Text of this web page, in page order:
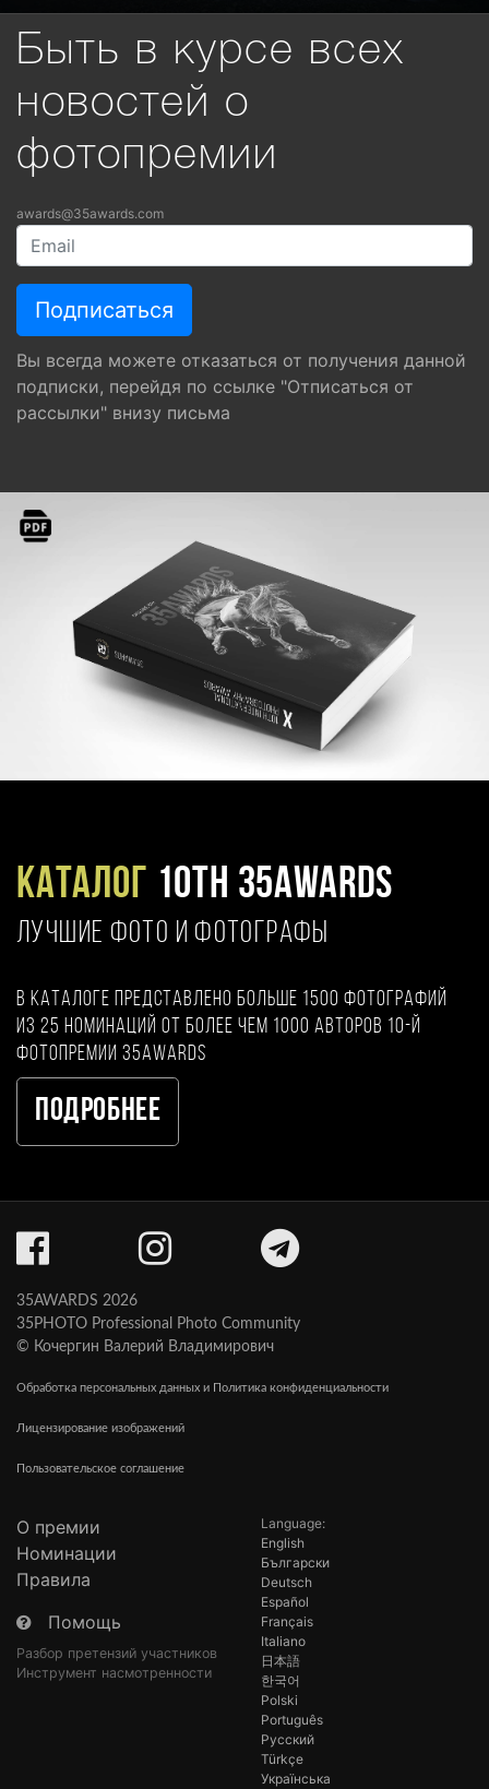
Быть в курсе всех
новостей о
фотопремии
awards@35awards.com
Вы всегда можете отказаться от получения данной
подписки, перейдя по ссылке "Отписаться от
рассылки" внизу письма
Каталог 10TH 35AWARDS
ЛУЧШИЕ ФОТО И ФОТОГРАФЫ
В каталоге представлено больше 1500 фотографий
из 25 номинаций от более чем 1000 авторов 10-й
фотопремии 35AWARDS
Подробнее
35AWARDS 2026
35PHOTO Professional Photo Community
© Кочергин Валерий Владимирович
Обработка персональных данных и Политика конфиденциальности
Лицензирование изображений
Пользовательское соглашение
О премии
Номинации
Правила
Помощь
Разбор претензий участников
Инструмент насмотренности
Language:
English
Български
Deutsch
Español
Français
Italiano
日本語
한국어
Polski
Português
Русский
Türkçe
Українська